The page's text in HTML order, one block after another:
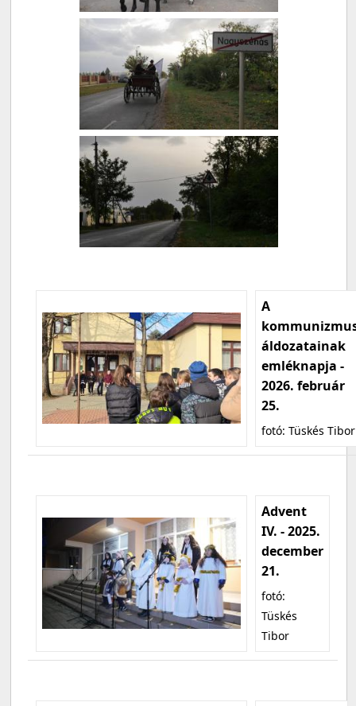
A
áldozatainak
emléknapja -
2026. február
25.
fotó: Tüskés Tibor
Advent
IV. - 2025.
december
21.
fotó:
Tüskés
Tibor